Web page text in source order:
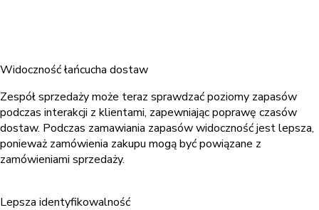
Widoczność łańcucha dostaw
Zespół sprzedaży może teraz sprawdzać poziomy zapasów
podczas interakcji z klientami, zapewniając poprawę czasów
dostaw. Podczas zamawiania zapasów widoczność jest lepsza,
ponieważ zamówienia zakupu mogą być powiązane z
zamówieniami sprzedaży.
Lepsza identyfikowalność